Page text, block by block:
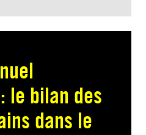
le bilan des
dans le